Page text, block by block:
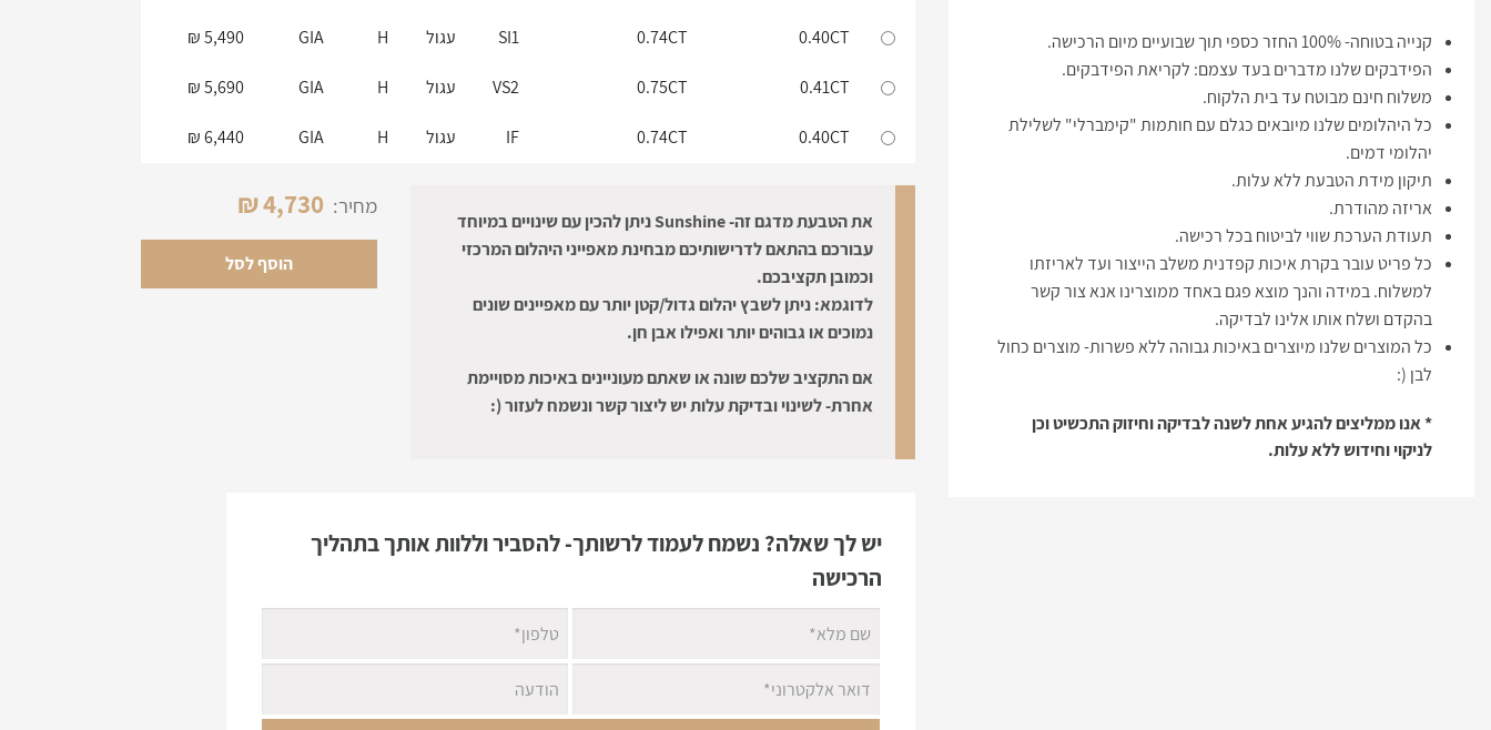
קנייה בטוחה- 100% החזר כספי תוך שבועיים מיום הרכישה.
הפידבקים שלנו מדברים בעד עצמם: לקריאת הפידבקים.
משלוח חינם מבוטח עד בית הלקוח.
כל היהלומים שלנו מיובאים כגלם עם חותמות "קימברלי" לשלילת
יהלומי דמים.
תיקון מידת הטבעת ללא עלות.
אריזה מהודרת.
תעודת הערכת שווי לביטוח בכל רכישה.
כל פריט עובר בקרת איכות קפדנית משלב הייצור ועד לאריזתו
למשלוח. במידה והנך מוצא פגם באחד ממוצרינו אנא צור קשר
בהקדם ושלח אותו אלינו לבדיקה.
כל המוצרים שלנו מיוצרים באיכות גבוהה ללא פשרות- מוצרים כחול
לבן (:
* אנו ממליצים להגיע אחת לשנה לבדיקה וחיזוק התכשיט וכן
לניקוי וחידוש ללא עלות.
0.40CT
0.74CT
SI1 עגול H
GIA
5,490 ₪
0.41CT
0.75CT
VS2 עגול H
GIA
5,690 ₪
0.40CT
0.74CT
IF עגול H
GIA
6,440 ₪
את הטבעת מדגם זה- Sunshine ניתן להכין עם שינויים במיוחד
עבורכם בהתאם לדרישותיכם מבחינת מאפייני היהלום המרכזי
וכמובן תקציבכם.
לדוגמא: ניתן לשבץ יהלום גדול/קטן יותר עם מאפיינים שונים
נמוכים או גבוהים יותר ואפילו אבן חן.
אם התקציב שלכם שונה או שאתם מעוניינים באיכות מסויימת
אחרת- לשינוי ובדיקת עלות יש ליצור קשר ונשמח לעזור (:
מחיר: 4,730
₪
הוסף לסל
יש לך שאלה? נשמח לעמוד לרשותך- להסביר וללוות אותך בתהליך
הרכישה